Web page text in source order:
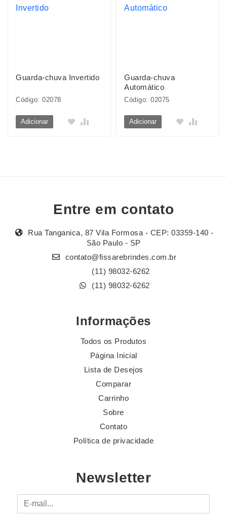
Guarda-chuva Invertido
Código: 02078
Adicionar
Guarda-chuva
Automático
Código: 02075
Adicionar
Entre em contato
Rua Tanganica, 87 Vila Formosa - CEP: 03359-140 -
São Paulo - SP
contato@fissarebrindes.com.br
(11) 98032-6262
(11) 98032-6262
Informações
Todos os Produtos
Página Inicial
Lista de Desejos
Comparar
Carrinho
Sobre
Contato
Política de privacidade
Newsletter
E-mail